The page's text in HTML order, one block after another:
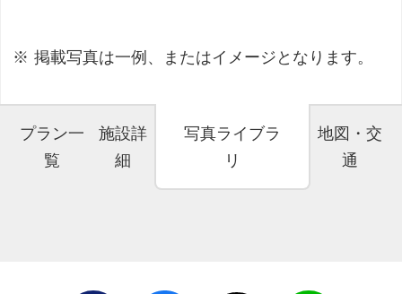
掲載写真は一例、またはイメージとなります。
プラン一
覧
施設詳
細
写真ライブラ
リ
地図・交
通